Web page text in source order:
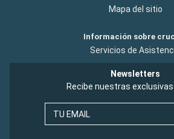
Mapa del sitio
Información sobre
Servicios de
Newsletters
Recibe nuestras
TU EMAIL